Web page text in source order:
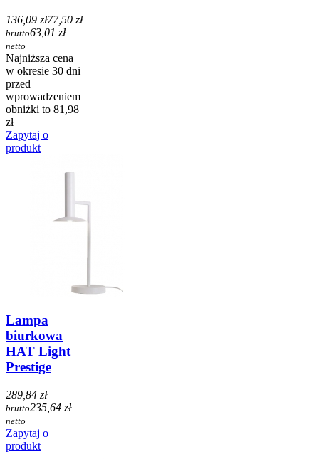
136,09 zł77,50 zł
brutto63,01 zł
netto
Najniższa cena
w okresie 30 dni
przed
wprowadzeniem
obniżki to 81,98
zł
Zapytaj o
produkt
Lampa
biurkowa
HAT Light
Prestige
289,84 zł
brutto235,64 zł
netto
Zapytaj o
produkt